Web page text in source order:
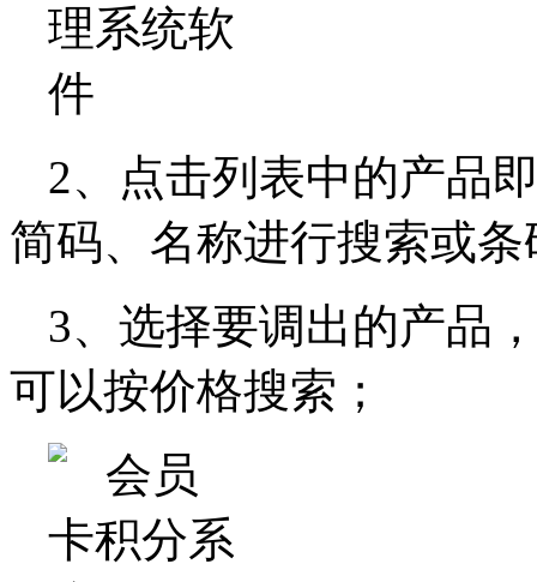
2、点击列表中的产品
简码、名称进行搜索或
3、选择要调出的产品
可以按价格搜索；